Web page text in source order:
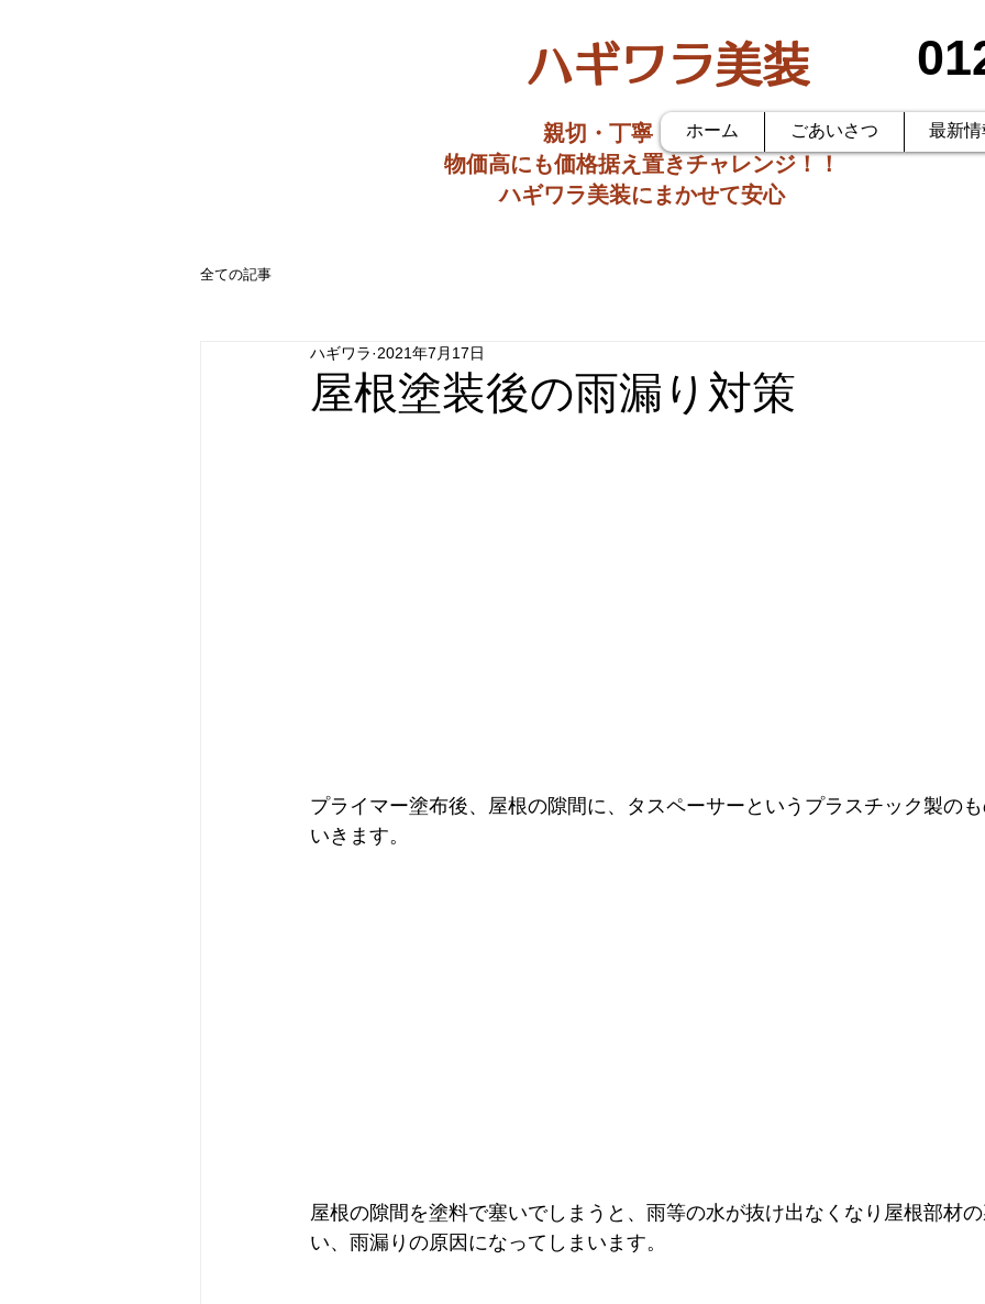
ハギワラ美装
親切・丁寧・低価格
​物価高にも価格据え置きチャレンジ！！
ハギワラ美装にまかせて安心
ホーム ごあいさつ 最新情
全ての記事
屋根塗装後の雨漏り対策
ハギワラ 2021年7月17日
プライマー塗布後、屋根の隙間に、タスペーサーというプラスチック製の
いきます。
屋根の隙間を塗料で塞いでしまうと、雨等の水が抜け出なくなり屋根部材
い、雨漏りの原因になってしまいます。